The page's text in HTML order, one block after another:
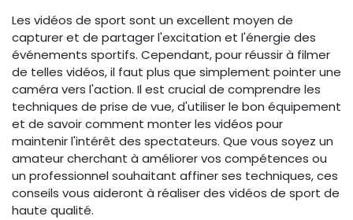
Les vidéos de sport sont un excellent moyen de
capturer et de partager l'excitation et l'énergie des
événements sportifs. Cependant, pour réussir à filmer
de telles vidéos, il faut plus que simplement pointer une
caméra vers l'action. Il est crucial de comprendre les
techniques de prise de vue, d'utiliser le bon équipement
et de savoir comment monter les vidéos pour
maintenir l'intérêt des spectateurs. Que vous soyez un
amateur cherchant à améliorer vos compétences ou
un professionnel souhaitant affiner ses techniques, ces
conseils vous aideront à réaliser des vidéos de sport de
haute qualité.